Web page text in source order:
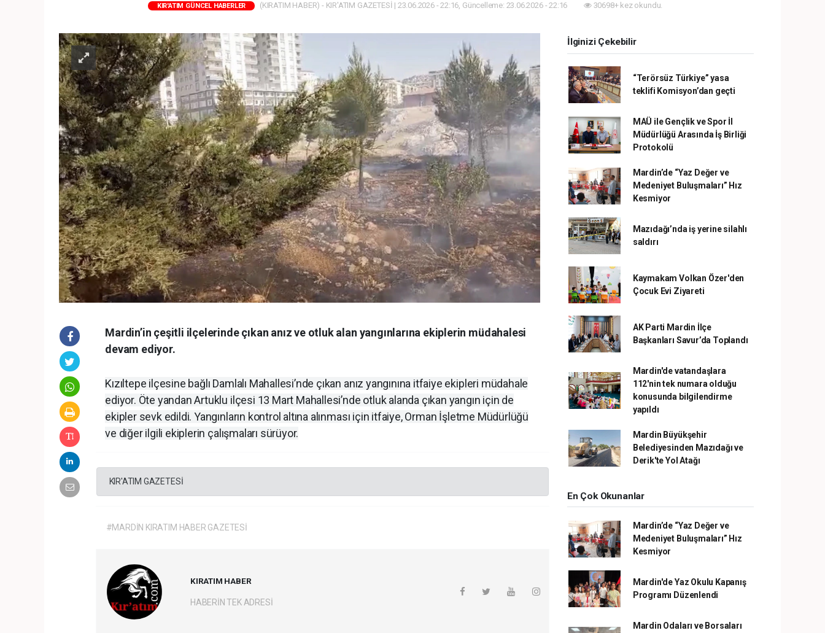
KIR'ATIM GÜNCEL HABERLER (KIRATIM HABER) - KIR'ATIM GAZETESİ | 23.06.2026 - 22:16, Güncelleme: 23.06.2026 - 22:16 30698+ kez okundu.
Mardin’in çeşitli ilçelerinde çıkan anız ve otluk alan yangınlarına ekiplerin müdahalesi
devam ediyor.
Kızıltepe ilçesine bağlı Damlalı Mahallesi’nde çıkan anız yangınına itfaiye ekipleri müdahale
ediyor. Öte yandan Artuklu ilçesi 13 Mart Mahallesi’nde otluk alanda çıkan yangın için de
ekipler sevk edildi. Yangınların kontrol altına alınması için itfaiye, Orman İşletme Müdürlüğü
ve diğer ilgili ekiplerin çalışmaları sürüyor.
KIR'ATIM GAZETESİ
#MARDİN KIRATIM HABER GAZETESİ
KIRATIM HABER
HABERİN TEK ADRESİ
İlginizi Çekebilir
“Terörsüz Türkiye” yasa
teklifi Komisyon’dan geçti
MAÜ ile Gençlik ve Spor İl
Müdürlüğü Arasında İş Birliği
Protokolü
Mardin’de “Yaz Değer ve
Medeniyet Buluşmaları” Hız
Kesmiyor
Mazıdağı’nda iş yerine silahlı
saldırı
Kaymakam Volkan Özer'den
Çocuk Evi Ziyareti
AK Parti Mardin İlçe
Başkanları Savur’da Toplandı
Mardin'de vatandaşlara
112'nin tek numara olduğu
konusunda bilgilendirme
yapıldı
Mardin Büyükşehir
Belediyesinden Mazıdağı ve
Derik'te Yol Atağı
En Çok Okunanlar
Mardin’de “Yaz Değer ve
Medeniyet Buluşmaları” Hız
Kesmiyor
Mardin'de Yaz Okulu Kapanış
Programı Düzenlendi
Mardin Odaları ve Borsaları